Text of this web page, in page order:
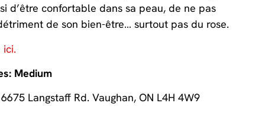
d’être confortable dans sa peau, de ne pas
de son bien-être… surtout pas du rose.
Medium
Langstaff Rd. Vaughan, ON L4H 4W9